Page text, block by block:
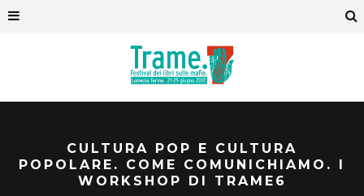
CULTURA POP E CULTURA
POPOLARE. COME COMUNICHIAMO. I
WORKSHOP DI TRAME6